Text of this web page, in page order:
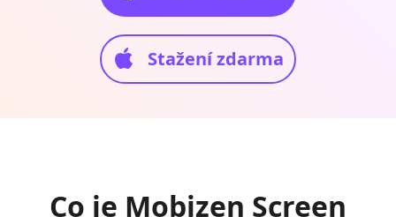
Stažení zdarma
Co je Mobizen Screen